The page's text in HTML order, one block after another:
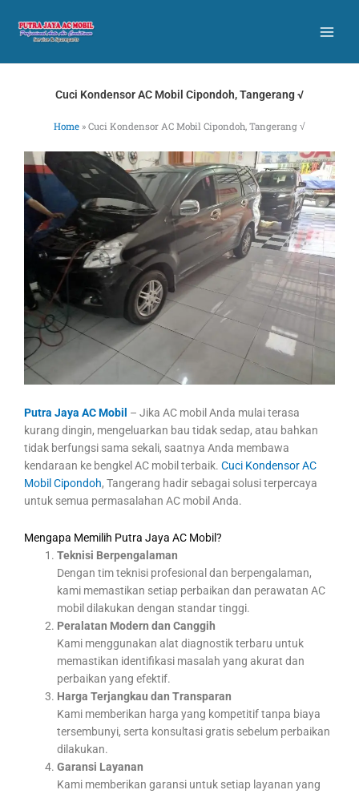
content
Cuci Kondensor AC Mobil Cipondoh, Tangerang √
Home » Cuci Kondensor AC Mobil Cipondoh, Tangerang √
Putra Jaya AC Mobil – Jika AC mobil Anda mulai terasa
kurang dingin, mengeluarkan bau tidak sedap, atau bahkan
tidak berfungsi sama sekali, saatnya Anda membawa
kendaraan ke bengkel AC mobil terbaik. Cuci Kondensor AC
Mobil Cipondoh, Tangerang hadir sebagai solusi terpercaya
untuk semua permasalahan AC mobil Anda.
Mengapa Memilih Putra Jaya AC Mobil?
Teknisi Berpengalaman
Dengan tim teknisi profesional dan berpengalaman,
kami memastikan setiap perbaikan dan perawatan AC
mobil dilakukan dengan standar tinggi.
Peralatan Modern dan Canggih
Kami menggunakan alat diagnostik terbaru untuk
memastikan identifikasi masalah yang akurat dan
perbaikan yang efektif.
Harga Terjangkau dan Transparan
Kami memberikan harga yang kompetitif tanpa biaya
tersembunyi, serta konsultasi gratis sebelum perbaikan
dilakukan.
Garansi Layanan
Kami memberikan garansi untuk setiap layanan yang